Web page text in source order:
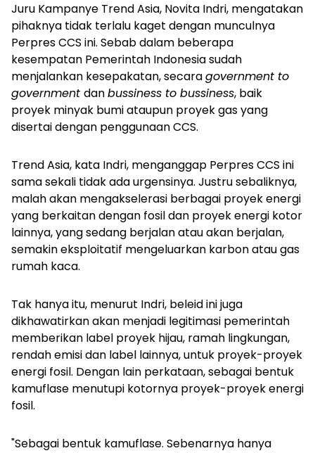
Juru Kampanye Trend Asia, Novita Indri, mengatakan
pihaknya tidak terlalu kaget dengan munculnya
Perpres CCS ini. Sebab dalam beberapa
kesempatan Pemerintah Indonesia sudah
menjalankan kesepakatan, secaragovernment to
government danbussiness to bussiness, baik
proyek minyak bumi ataupun proyek gas yang
disertai dengan penggunaan CCS.
Trend Asia, kata Indri, menganggap Perpres CCS ini
sama sekali tidak ada urgensinya. Justru sebaliknya,
malah akan mengakselerasi berbagai proyek energi
yang berkaitan dengan fosil dan proyek energi kotor
lainnya, yang sedang berjalan atau akan berjalan,
semakin eksploitatif mengeluarkan karbon atau gas
rumah kaca.
Tak hanya itu, menurut Indri, beleid ini juga
dikhawatirkan akan menjadi legitimasi pemerintah
memberikan label proyek hijau, ramah lingkungan,
rendah emisi dan label lainnya, untuk proyek-proyek
energi fosil. Dengan lain perkataan, sebagai bentuk
kamuflase menutupi kotornya proyek-proyek energi
fosil.
"Sebagai bentuk kamuflase. Sebenarnya hanya